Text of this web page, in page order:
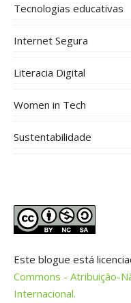
Tecnologias educativas
Internet Segura
Literacia Digital
Women in Tech
Sustentabilidade
Este blogue está
Commons - Atribuição-
Internacional.